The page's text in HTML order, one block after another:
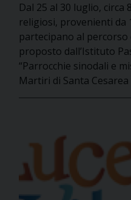
Dal 25 al 30 luglio, circa
religiosi, provenienti da
partecipano al
proposto dall’Istituto
“Parrocchie sinodali e
Martiri di Santa